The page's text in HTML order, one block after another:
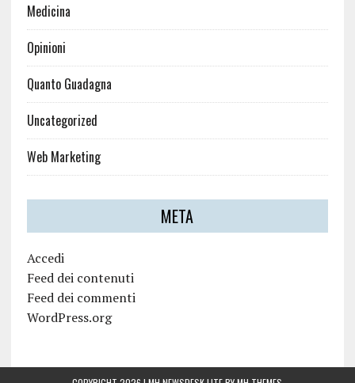
Medicina
Opinioni
Quanto Guadagna
Uncategorized
Web Marketing
META
Accedi
Feed dei contenuti
Feed dei commenti
WordPress.org